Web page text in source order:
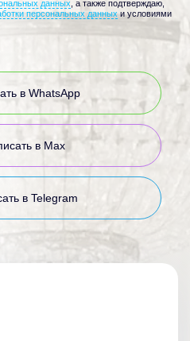
данных , а также подтверждаю,
персональных данныхи условиями
в WhatsApp
в Max
в Telegram